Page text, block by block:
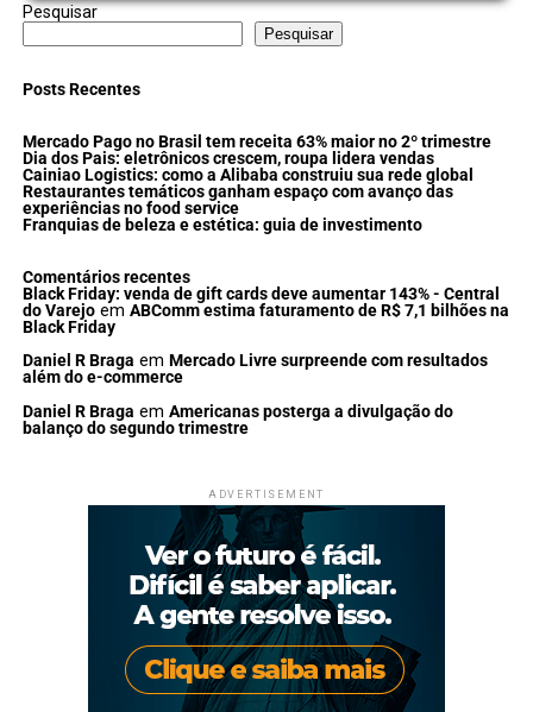
Pesquisar
Pesquisar
Posts Recentes
Mercado Pago no Brasil tem receita 63% maior no 2º trimestre
Dia dos Pais: eletrônicos crescem, roupa lidera vendas
Cainiao Logistics: como a Alibaba construiu sua rede global
Restaurantes temáticos ganham espaço com avanço das
experiências no food service
Franquias de beleza e estética: guia de investimento
Comentários recentes
Black Friday: venda de gift cards deve aumentar 143% - Central
do Varejoem ABComm estima faturamento de R$ 7,1 bilhões na
Black Friday
Daniel R Braga em Mercado Livre surpreende com resultados
além do e-commerce
Daniel R Braga em Americanas posterga a divulgação do
balanço do segundo trimestre
ADVERTISEMENT